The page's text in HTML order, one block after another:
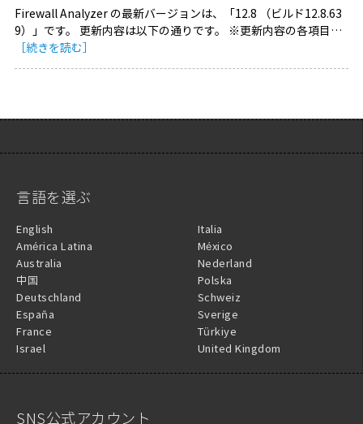
Firewall Analyzer の最新バージョンは、「12.8 （ビルド12.8.63
9）」です。 更新内容は以下の通りです。 ※更新内容の各項目…
［続きを読む］
言語を選ぶ
English
América Latina
Australia
中国
Deutschland
España
France
Israel
Italia
México
Nederland
Polska
Schweiz
Sverige
Türkiye
United Kingdom
SNS公式アカウント